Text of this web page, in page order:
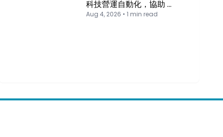
科技營運自動化，協助 …
Aug 4, 2026 • 1 min read